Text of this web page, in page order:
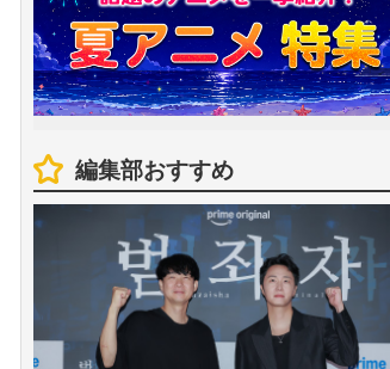
編集部おすすめ